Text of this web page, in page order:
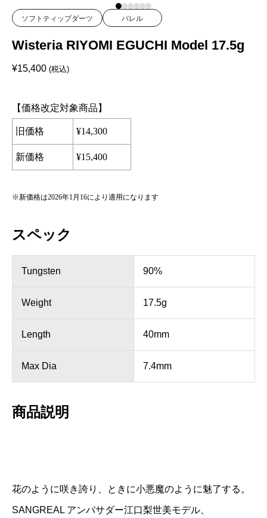
ソフトティップダーツ バレル
Wisteria RIYOMI EGUCHI Model 17.5g
¥15,400 (税込)
【価格改定対象商品】
旧価格 ¥14,300
新価格 ¥15,400
※新価格は2026年1月 16により適用になります
スペック
Tungsten 90%
Weight 17.5g
Length 40mm
Max Dia 7.4mm
商品説明
花のように咲き誇り、ときに小悪魔のように魅了する。
SANGREAL アンバサダー江口梨世美モデル、